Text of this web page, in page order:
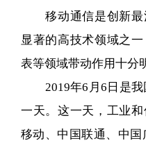
移动通信是创新最
显著的高技术领域之
表等领域带动作用十分
2019年6月6日是我
一天。这一天，工业
移动、中国联通、中国